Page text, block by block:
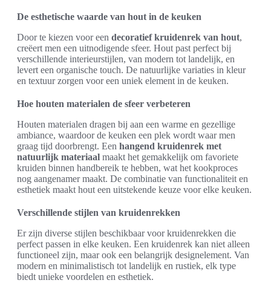
De esthetische waarde van hout in de keuken
Door te kiezen voor een decoratief kruidenrek van hout,
creëert men een uitnodigende sfeer. Hout past perfect bij
verschillende interieurstijlen, van modern tot landelijk, en
levert een organische touch. De natuurlijke variaties in kleur
en textuur zorgen voor een uniek element in de keuken.
Hoe houten materialen de sfeer verbeteren
Houten materialen dragen bij aan een warme en gezellige
ambiance, waardoor de keuken een plek wordt waar men
graag tijd doorbrengt. Een hangend kruidenrek met
natuurlijk materiaal maakt het gemakkelijk om favoriete
kruiden binnen handbereik te hebben, wat het kookproces
nog aangenamer maakt. De combinatie van functionaliteit en
esthetiek maakt hout een uitstekende keuze voor elke keuken.
Verschillende stijlen van kruidenrekken
Er zijn diverse stijlen beschikbaar voor kruidenrekken die
perfect passen in elke keuken. Een kruidenrek kan niet alleen
functioneel zijn, maar ook een belangrijk designelement. Van
modern en minimalistisch tot landelijk en rustiek, elk type
biedt unieke voordelen en esthetiek.